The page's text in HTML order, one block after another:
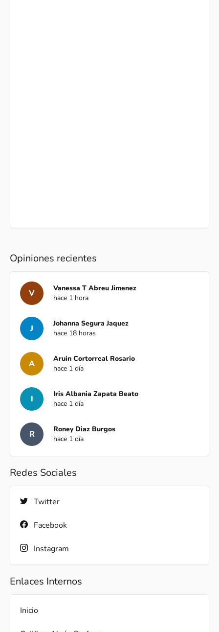
Opiniones recientes
V
Vanessa T Abreu Jimenez
hace 1 hora
J
Johanna Segura Jaquez
hace 18 horas
A
Aruin Cortorreal Rosario
hace 1 día
I
Iris Albania Zapata Beato
hace 1 día
R
Roney Diaz Burgos
hace 1 día
Redes Sociales
Twitter
Facebook
Instagram
Enlaces Internos
Inicio